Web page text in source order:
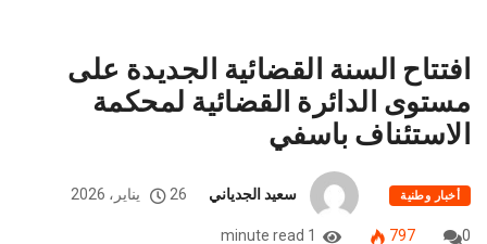
مستوى الدائرة القضائية لمحكمة
الاستئناف باسفي
0
797
1 minute read